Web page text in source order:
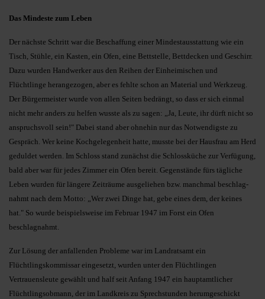
Das Mindeste zum Leben
Der nächste Schritt war die Beschaffung einer Mindestausstattung wie ein
Tisch, Stühle, ein Kasten, ein Ofen, eine Bettstelle, Bettdecken und Geschirr.
Dazu wurden Handwerker aus den Reihen der Einheimischen und
Flüchtlinge herangezogen, aber es fehlte schon an Material und Werkzeug.
Der Bürgermeister wurde von allen Seiten bedrängt, so dass er sich einmal
nicht mehr anders zu helfen wusste als zu sagen: „Ja, Leute, ihr dürft nicht so
anspruchsvoll sein!" Dabei stand aber ohnehin nur das Notwendigste zu
Gespräch. Wer keine Kochgelegenheit hatte, musste bei der Hausfrau am Herd
geduldet werden. Im Schloss stand zunächst die Schlossküche zur Verfügung,
bald aber war für jedes Zimmer ein Ofen bereit. Gegenstände fürs tägliche
Leben wurden für längere Zeiträume ausgeliehen bzw. manchmal beschlag­
nahmt nach dem Motto: „Wer zwei Dinge hat, gebe eines dem, der keines
hat." So wurde beispielsweise im Februar 1947 im Forst ein Ofen
beschlagnahmt.
Zur Lösung der anfallenden Probleme war im Landratsamt ein
Flüchtlingskommissar eingesetzt, wurden unter den Flüchtlingen
Vertrauensleute gewählt und half seit Anfang 1947 ein hauptamtlicher
Flüchtlingsobmann, der im Landkreis zu Sprechstunden herumgeschickt